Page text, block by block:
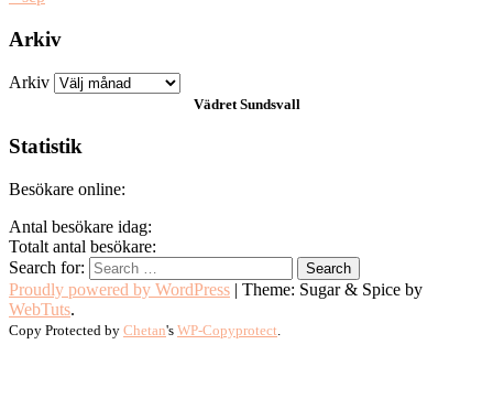
Arkiv
Arkiv
VädretSundsvall
Statistik
Besökare online:
Antal besökare idag:
Totalt antal besökare:
Search for:
Proudly powered by WordPress | Theme: Sugar & Spice by
WebTuts.
Copy Protected by Chetan's WP-Copyprotect.